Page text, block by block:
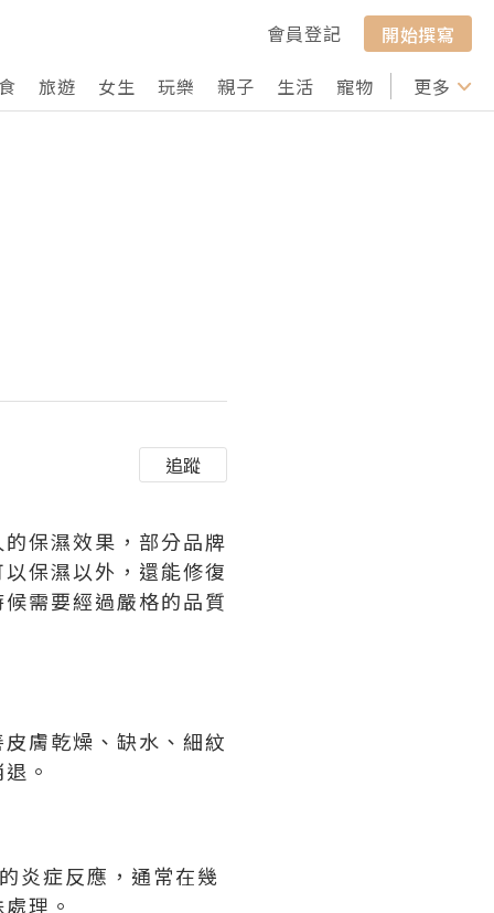
會員登記
開始撰寫
旅遊 女生 玩樂 親子 生活 寵物 行山 打卡
更多
追蹤
保濕效果，部分品牌
保濕以外，還能修復
需要經過嚴格的品質
膚乾燥、缺水、細紋
。
炎症反應，通常在幾
理。